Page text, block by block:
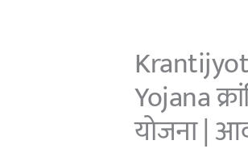
Yojana
योजना |